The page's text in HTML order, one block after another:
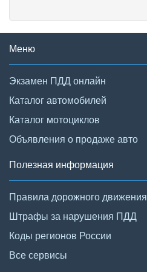
Меню
Экзамен ПДД онлайн
Каталог автомобилей
Каталог мотоциклов
Объявления о продаже авто
Полезная информация
Правила дорожного движения
Штрафы за нарушения ПДД
Коды регионов России
Все сервисы